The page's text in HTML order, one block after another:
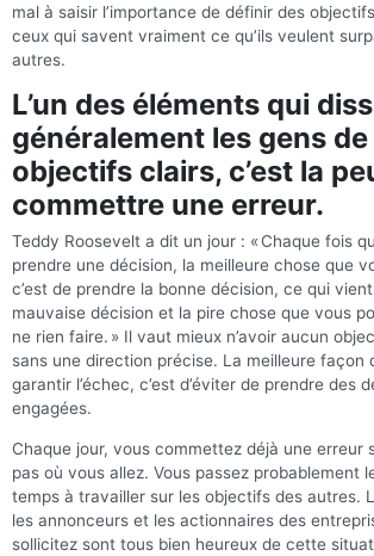
mal à saisir l’importance de définir des
ceux qui savent vraiment ce qu’ils veulent
autres.
L’un des éléments qui
généralement les gens
objectifs clairs, c’est la
commettre une erreur.
Teddy Roosevelt a dit un jour : « Chaque fois
prendre une décision, la meilleure chose que
c’est de prendre la bonne décision, ce qui
mauvaise décision et la pire chose que vous
ne rien faire. » Il vaut mieux n’avoir aucun
sans une direction précise. La meilleure façon
garantir l’échec, c’est d’éviter de prendre des
engagées.
Chaque jour, vous commettez déjà une erreur
pas où vous allez. Vous passez probablement
temps à travailler sur les objectifs des autres.
les annonceurs et les actionnaires des
sollicitez sont tous bien heureux de cette